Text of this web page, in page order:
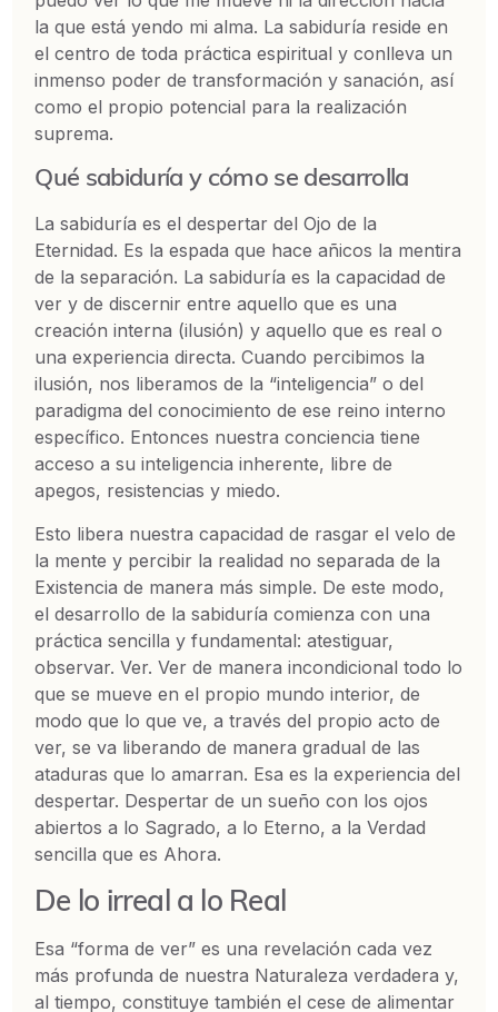
la que está yendo mi alma. La sabiduría reside en
el centro de toda práctica espiritual y conlleva un
inmenso poder de transformación y sanación, así
como el propio potencial para la realización
suprema.
Qué sabiduría y cómo se desarrolla
La sabiduría es el despertar del Ojo de la
Eternidad. Es la espada que hace añicos la mentira
de la separación. La sabiduría es la capacidad de
ver y de discernir entre aquello que es una
creación interna (ilusión) y aquello que es real o
una experiencia directa. Cuando percibimos la
ilusión, nos liberamos de la “inteligencia” o del
paradigma del conocimiento de ese reino interno
específico. Entonces nuestra conciencia tiene
acceso a su inteligencia inherente, libre de
apegos, resistencias y miedo.
Esto libera nuestra capacidad de rasgar el velo de
la mente y percibir la realidad no separada de la
Existencia de manera más simple. De este modo,
el desarrollo de la sabiduría comienza con una
práctica sencilla y fundamental: atestiguar,
observar. Ver. Ver de manera incondicional todo lo
que se mueve en el propio mundo interior, de
modo que lo que ve, a través del propio acto de
ver, se va liberando de manera gradual de las
ataduras que lo amarran. Esa es la experiencia del
despertar. Despertar de un sueño con los ojos
abiertos a lo Sagrado, a lo Eterno, a la Verdad
sencilla que es Ahora.
De lo irreal a lo Real
Esa “forma de ver” es una revelación cada vez
más profunda de nuestra Naturaleza verdadera y,
al tiempo, constituye también el cese de alimentar